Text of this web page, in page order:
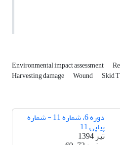
Environmental impact assessment
Harvesting damage Wound Skid
دوره 6، شماره 11 - شماره
پیاپی 11
تیر 1394